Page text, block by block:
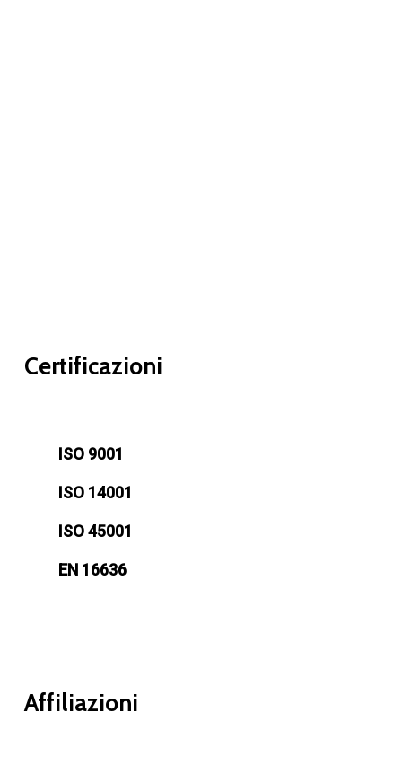
Certificazioni
ISO 9001
ISO 14001
ISO 45001
EN 16636
Affiliazioni